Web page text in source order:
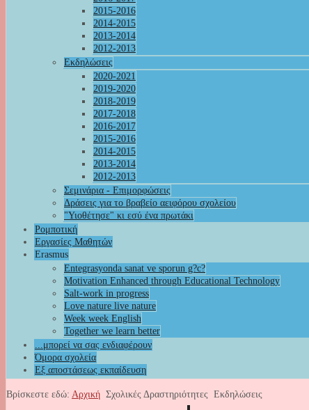
2015-2016
2014-2015
2013-2014
2012-2013
Εκδηλώσεις
2020-2021
2019-2020
2018-2019
2017-2018
2016-2017
2015-2016
2014-2015
2013-2014
2012-2013
Σεμινάρια - Επιμορφώσεις
Δράσεις για το βραβείο αειφόρου σχολείου
"Υιοθέτησε" κι εσύ ένα πρωτάκι
Ρομποτική
Εργασίες Μαθητών
Erasmus
Entegrasyonda sanat ve sporun g?c?
Motivation Enhanced through Educational Technology
Salt-work in progress
Love nature live nature
Week week English
Together we learn better
...μπορεί να σας ενδιαφέρουν
Όμορα σχολεία
Εξ αποστάσεως εκπαίδευση
Βρίσκεστε εδώ: Αρχική Σχολικές Δραστηριότητες Εκδηλώσεις